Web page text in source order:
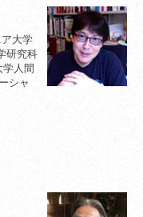
大学
研究科
学人間
シャ